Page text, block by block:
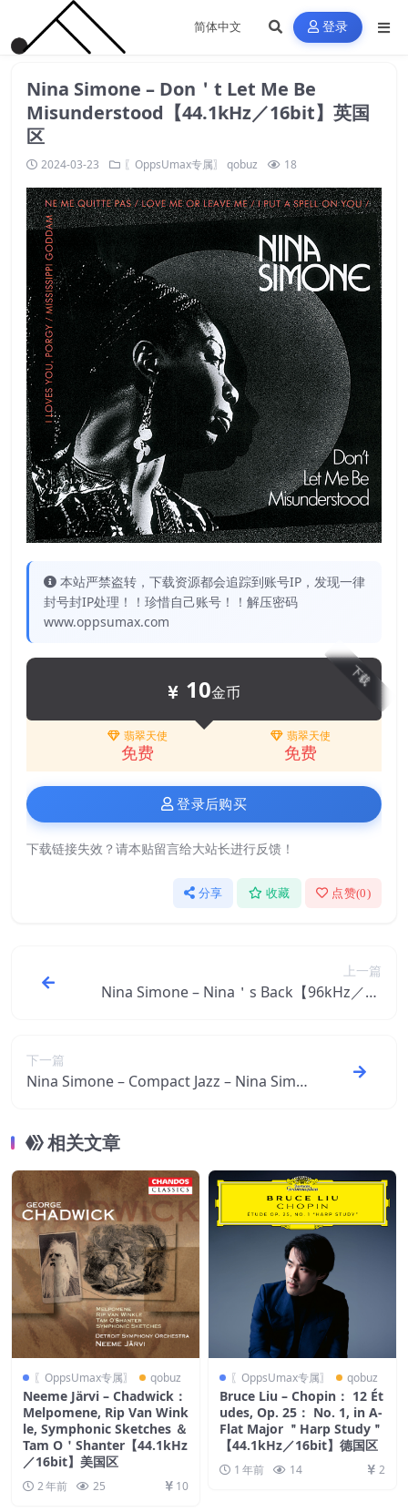
登录
Nina Simone – Don＇t Let Me Be
Misunderstood【44.1kHz／16bit】英国
区
2024-03-23 〖OppsUmax专属〗 qobuz 18
本站严禁盗转，下载资源都会追踪到账号IP，发现一律
封号封IP处理！！珍惜自己账号！！解压密码
www.oppsumax.com
下载
10金币
翡翠天使
免费
翡翠天使
免费
登录后购买
下载链接失效？请本贴留言给大站长进行反馈！
分享 收藏 点赞(0)
上一篇
Nina Simone – Nina＇s Back【96kHz／24
下一篇
Nina Simone – Compact Jazz – Nina Simo
相关文章
〖OppsUmax专属〗 qobuz
Neeme Järvi – Chadwick：
Melpomene, Rip Van Wink
le, Symphonic Sketches ＆
Tam O＇Shanter【44.1kHz
／16bit】美国区
2 年前 25 10
〖OppsUmax专属〗 qobuz
Bruce Liu – Chopin： 12 Ét
udes, Op. 25： No. 1, in A-
Flat Major ＂Harp Study＂
【44.1kHz／16bit】德国区
1 年前 14 2